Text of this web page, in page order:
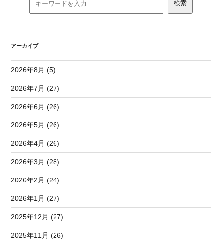
アーカイブ
2026年8月 (5)
2026年7月 (27)
2026年6月 (26)
2026年5月 (26)
2026年4月 (26)
2026年3月 (28)
2026年2月 (24)
2026年1月 (27)
2025年12月 (27)
2025年11月 (26)